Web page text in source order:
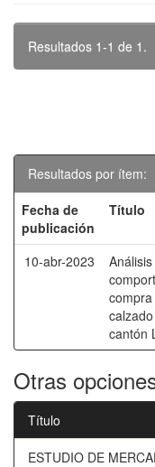
Resultados 1-1 de 1.
Resultados por ítem:
Fecha de
publicación
Título
10-abr-2023
cantón
Otras
Título
ESTUDIO DE